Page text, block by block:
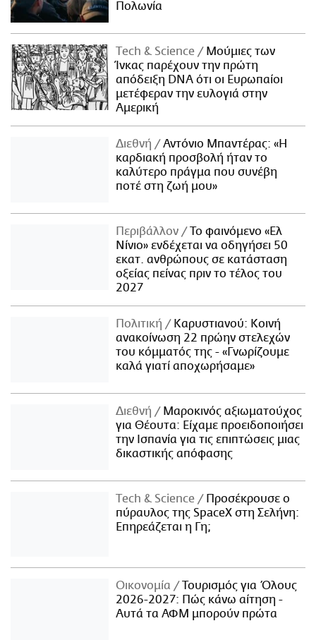
Πολωνία
Τech & Science
Μούμιες των
Ίνκας παρέχουν την πρώτη
απόδειξη DNA ότι οι Ευρωπαίοι
μετέφεραν την ευλογιά στην
Αμερική
Διεθνή
Αντόνιο Μπαντέρας: «Η
καρδιακή προσβολή ήταν το
καλύτερο πράγμα που συνέβη
ποτέ στη ζωή μου»
Περιβάλλον
Το φαινόμενο «Ελ
Νίνιο» ενδέχεται να οδηγήσει 50
εκατ. ανθρώπους σε κατάσταση
οξείας πείνας πριν το τέλος του
2027
Πολιτική
Καρυστιανού: Κοινή
ανακοίνωση 22 πρώην στελεχών
του κόμματός της - «Γνωρίζουμε
καλά γιατί αποχωρήσαμε»
Διεθνή
Μαροκινός αξιωματούχος
για Θέουτα: Είχαμε προειδοποιήσει
την Ισπανία για τις επιπτώσεις μιας
δικαστικής απόφασης
Τech & Science
Προσέκρουσε ο
πύραυλος της SpaceX στη Σελήνη:
Επηρεάζεται η Γη;
Οικονομία
Τουρισμός για Όλους
2026-2027: Πώς κάνω αίτηση -
Αυτά τα ΑΦΜ μπορούν πρώτα